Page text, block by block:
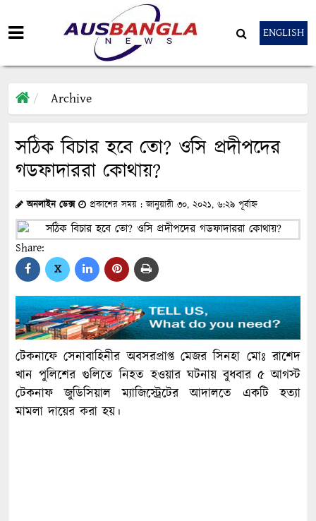
ENGLISH
Archive
সঠিক বিচার হবে তো? ওসি প্রদীপদের
গডফাদাররা কোথায়?
অনলাইন ডেক্স প্রকাশের সময় : জানুয়ারী ৩০, ২০২১, ৬:২৯ পূর্বাহ্ন
Share:
X
টেকনাফে সেনাবাহিনীর অবসরপ্রাপ্ত মেজর সিনহা মোঃ রাশেদ
খান পুলিশের গুলিতে নিহত হওয়ার ঘটনায় বুধবার ৫ আগস্ট
টেকনাফ জুডিসিয়াল ম্যাজিস্ট্রেটের আদালতে একটি হত্যা
মামলা দায়ের করা হয়।